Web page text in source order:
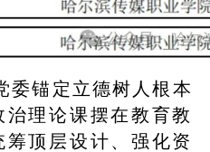
委锚定立德树人根本
理论课摆在教育教
顶层设计、强化资